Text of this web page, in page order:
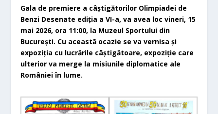
Gala de premiere a câștigătorilor Olimpiadei de
Benzi Desenate ediția a VI-a, va avea loc vineri, 15
mai 2026, ora 11:00, la Muzeul Sportului din
București. Cu această ocazie se va vernisa și
expoziția cu lucrările câștigătoare, expoziție care
ulterior va merge la misiunile diplomatice ale
României în lume.